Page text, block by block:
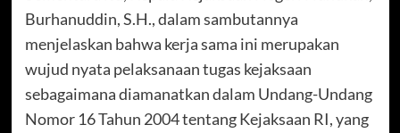
Burhanuddin, S.H., dalam sambutannya
menjelaskan bahwa kerja sama ini merupakan
wujud nyata pelaksanaan tugas kejaksaan
sebagaimana diamanatkan dalam Undang-Undang
Nomor 16 Tahun 2004 tentang Kejaksaan RI, yang